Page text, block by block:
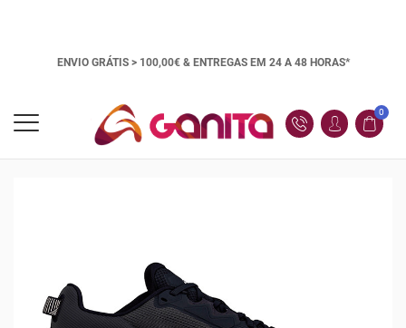
ENVIO GRÁTIS > 100,00€ & ENTREGAS EM 24 A 48 HORAS*
0